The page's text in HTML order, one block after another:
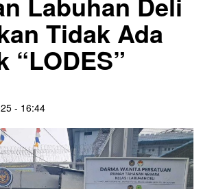
Tidak Ada
“LODES”
- 16:44